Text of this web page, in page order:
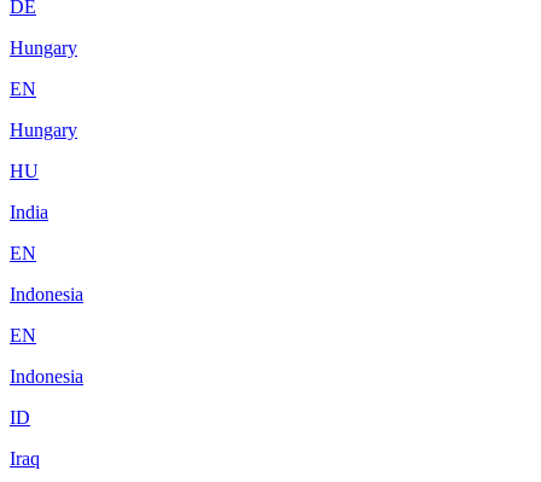
DE
Hungary
EN
Hungary
HU
India
EN
Indonesia
EN
Indonesia
ID
Iraq